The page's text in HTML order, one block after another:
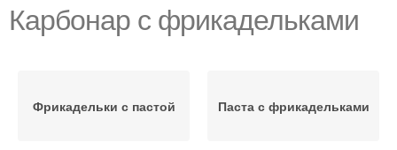
Карбонар с фрикадельками
Фрикадельки с пастой Паста с фрикадельками